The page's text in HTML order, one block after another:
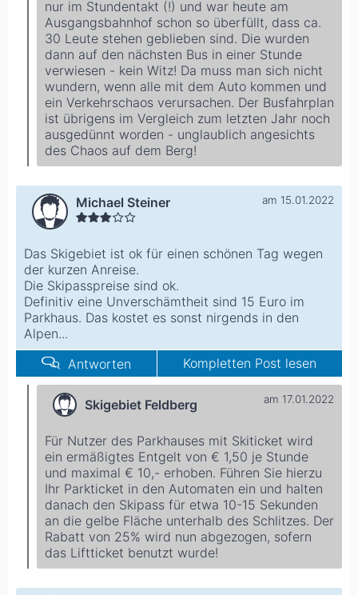
nur im Stundentakt (!) und war heute am
Ausgangsbahnhof schon so überfüllt, dass ca.
30 Leute stehen geblieben sind. Die wurden
dann auf den nächsten Bus in einer Stunde
verwiesen - kein Witz! Da muss man sich nicht
wundern, wenn alle mit dem Auto kommen und
ein Verkehrschaos verursachen. Der Busfahrplan
ist übrigens im Vergleich zum letzten Jahr noch
ausgedünnt worden - unglaublich angesichts
des Chaos auf dem Berg!
Michael Steiner am 15.01.2022
Das Skigebiet ist ok für einen schönen Tag wegen
der kurzen Anreise.
Die Skipasspreise sind ok.
Definitiv eine Unverschämtheit sind 15 Euro im
Parkhaus. Das kostet es sonst nirgends in den
Alpen...
Antworten
Kompletten Post lesen
Skigebiet Feldberg am 17.01.2022
Für Nutzer des Parkhauses mit Skiticket wird
ein ermäßigtes Entgelt von € 1,50 je Stunde
und maximal € 10,- erhoben. Führen Sie hierzu
Ihr Parkticket in den Automaten ein und halten
danach den Skipass für etwa 10-15 Sekunden
an die gelbe Fläche unterhalb des Schlitzes. Der
Rabatt von 25% wird nun abgezogen, sofern
das Liftticket benutzt wurde!